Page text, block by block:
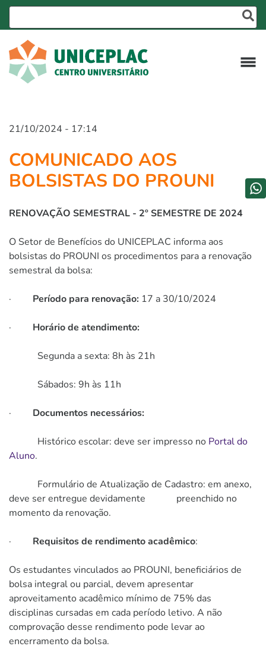
21/10/2024 - 17:14
COMUNICADO AOS
BOLSISTAS DO PROUNI
RENOVAÇÃO SEMESTRAL - 2º SEMESTRE DE 2024
O Setor de Benefícios do UNICEPLAC informa aos
bolsistas do PROUNI os procedimentos para a renovação
semestral da bolsa:
· Período para renovação: 17 a 30/10/2024
· Horário de atendimento:
Segunda a sexta: 8h às 21h
Sábados: 9h às 11h
· Documentos necessários:
Histórico escolar: deve ser impresso no Portal do
Aluno.
Formulário de Atualização de Cadastro: em anexo,
deve ser entregue devidamente preenchido no
momento da renovação.
· Requisitos de rendimento acadêmico:
Os estudantes vinculados ao PROUNI, beneficiários de
bolsa integral ou parcial, devem apresentar
aproveitamento acadêmico mínimo de 75% das
disciplinas cursadas em cada período letivo. A não
comprovação desse rendimento pode levar ao
encerramento da bolsa.